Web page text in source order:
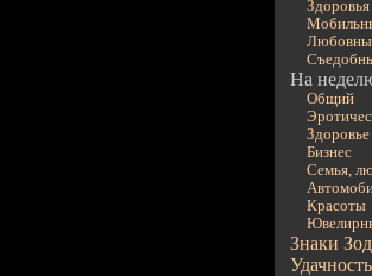
Здоровья
На
Общий
Здоровье
Бизнес
Семья,
Красоты
Знаки